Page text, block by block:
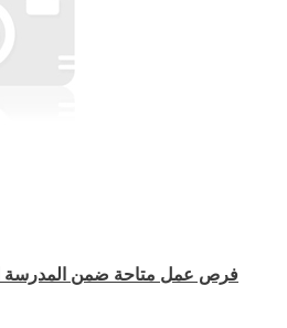
فرص عمل متاحة ضمن المدرسة